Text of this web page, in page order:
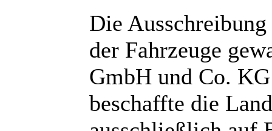
Die
der Fahrzeuge
GmbH und Co.
beschaffte die